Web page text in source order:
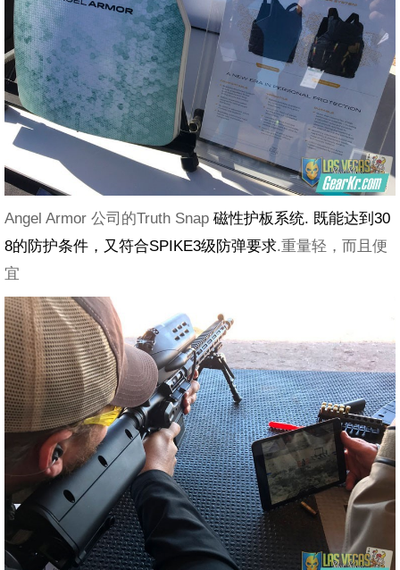
Angel Armor 公司的Truth Snap 磁性护板系统. 既能达到30
8的防护条件，又符合SPIKE3级防弹要求.重量轻，而且便
宜